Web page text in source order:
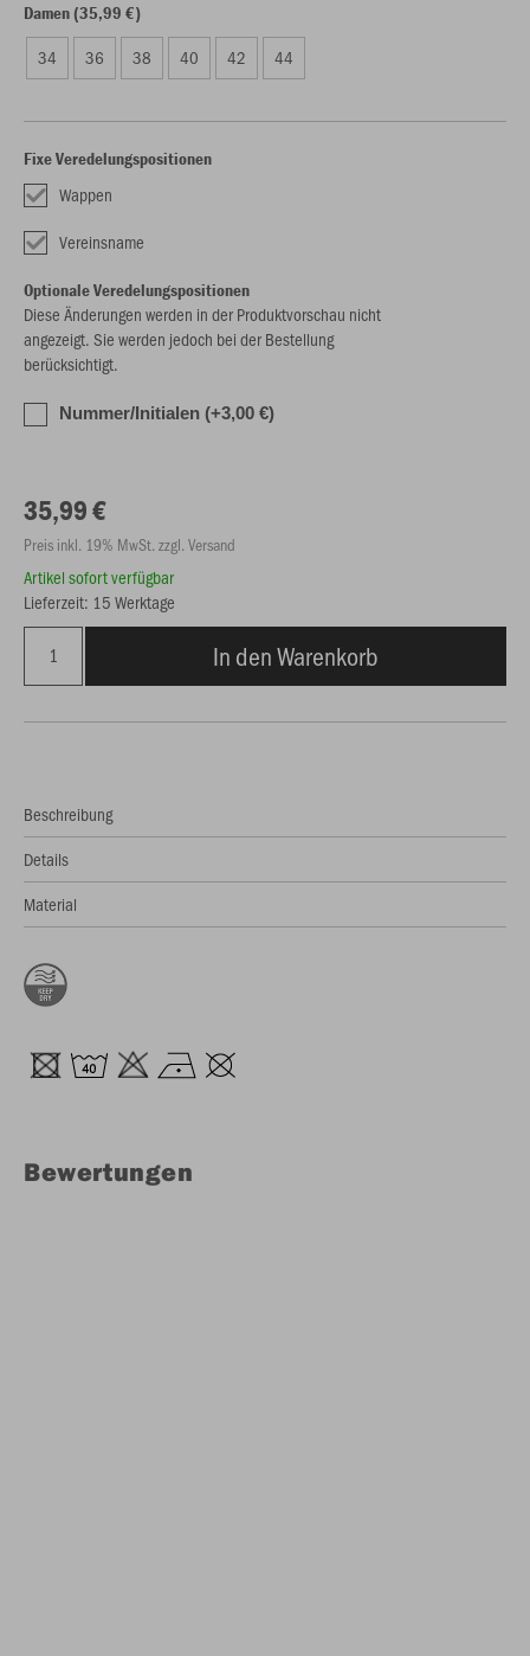
Damen (35,99 €)
34 36 38 40 42 44
Fixe Veredelungspositionen
Wappen
Vereinsname
Optionale Veredelungspositionen
Diese Änderungen werden in der Produktvorschau nicht
angezeigt. Sie werden jedoch bei der Bestellung
berücksichtigt.
Nummer/Initialen (+3,00 €)
35,99 €
Preis inkl. 19% MwSt. zzgl. Versand
Artikel sofort verfügbar
Lieferzeit: 15 Werktage
In den Warenkorb
Beschreibung
Details
Material
Bewertungen